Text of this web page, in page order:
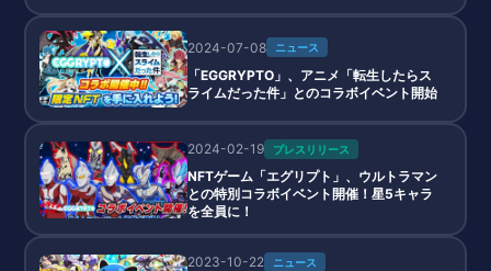
2024-07-08 ニュース
「EGGRYPTO」、アニメ「転生したらス
ライムだった件」とのコラボイベント開始
2024-02-19 プレスリリース
NFTゲーム「エグリプト」、ウルトラマン
との特別コラボイベント開催！星5キャラ
を全員に！
2023-10-22 ニュース